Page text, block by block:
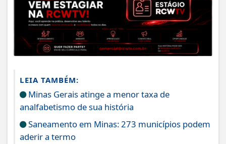
LEIA TAMBÉM:
Minas Gerais atinge a menor taxa de
analfabetismo de sua história
Saneamento em Minas: 273 municípios podem
aderir a termo